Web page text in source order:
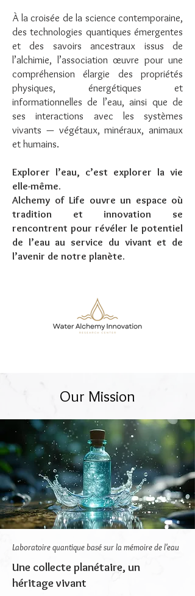
À la croisée de la science contemporaine,
des technologies quantiques émergentes
et des savoirs ancestraux issus de
l’alchimie, l’association œuvre pour une
compréhension élargie des propriétés
physiques, énergétiques et
informationnelles de l’eau, ainsi que de
ses interactions avec les systèmes
vivants — végétaux, minéraux, animaux
et humains.
Explorer l’eau, c’est explorer la vie
elle-même.
Alchemy of Life ouvre un espace où
tradition et innovation se
rencontrent pour révéler le potentiel
de l’eau au service du vivant et de
l’avenir de notre planète.
Our Mission
Laboratoire quantique basé sur la mémoire de l'eau
Une collecte planétaire, un
héritage vivant